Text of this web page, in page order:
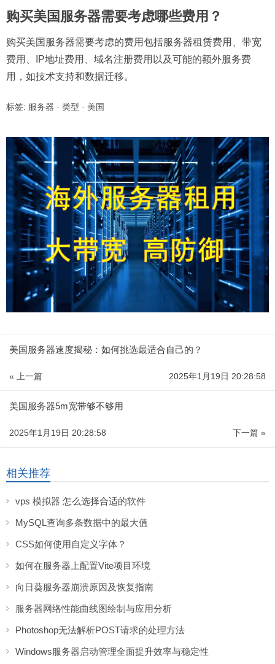
购买美国服务器需要考虑哪些费用？
购买美国服务器需要考虑的费用包括服务器租赁费用、带宽
费用、IP地址费用、域名注册费用以及可能的额外服务费
用，如技术支持和数据迁移。
标签: 服务器 · 类型 · 美国
美国服务器速度揭秘：如何挑选最适合自己的？
« 上一篇 2025年1月19日 20:28:58
美国服务器5m宽带够不够用
下一篇 »
2025年1月19日 20:28:58
相关推荐
vps 模拟器 怎么选择合适的软件
MySQL查询多条数据中的最大值
CSS如何使用自定义字体？
如何在服务器上配置Vite项目环境
向日葵服务器崩溃原因及恢复指南
服务器网络性能曲线图绘制与应用分析
Photoshop无法解析POST请求的处理方法
Windows服务器启动管理全面提升效率与稳定性